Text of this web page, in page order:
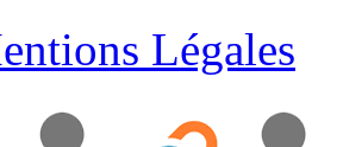
Légales